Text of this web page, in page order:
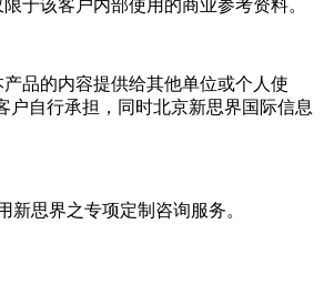
于该客户内部使用的商业参考资料。
品的内容提供给其他单位或个人使
自行承担，同时北京新思界国际信息
思界之专项定制咨询服务。